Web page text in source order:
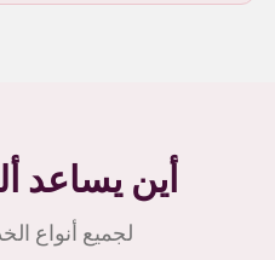
أين يساعد
لجميع أنواع